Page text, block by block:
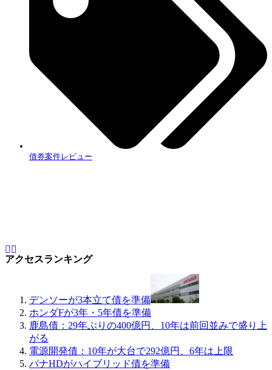
債券案件レビュー
アクセスランキング
デンソーが3本立て債を準備
ホンダFが3年・5年債を準備
鹿島債：29年ぶりの400億円、10年は前回並みで盛り上
がる
電源開発債：10年が大台で292億円、6年は上限
パナHDがハイブリッド債を準備